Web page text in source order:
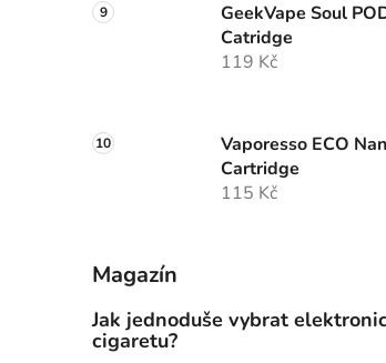
GeekVape Soul
Catridge
119 Kč
Vaporesso ECO
Cartridge
115 Kč
Magazín
Jak jednoduše vybrat
cigaretu?